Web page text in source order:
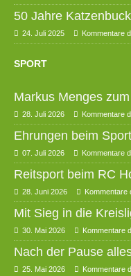
50 Jahre
24. Juli 2025 Kommentare
SPORT
Markus Menges
28. Juli 2026 Kommentare
Ehrungen beim
07. Juli 2026 Kommentare
Reitsport beim RC
28. Juni 2026 Kommentare
Mit Sieg in die
30. Mai 2026 Kommentare
Nach der Pause
25. Mai 2026 Kommentare